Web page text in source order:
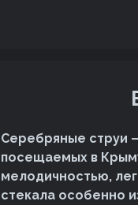
Серебряные струи
посещаемых в
мелодичностью,
стекала особенно